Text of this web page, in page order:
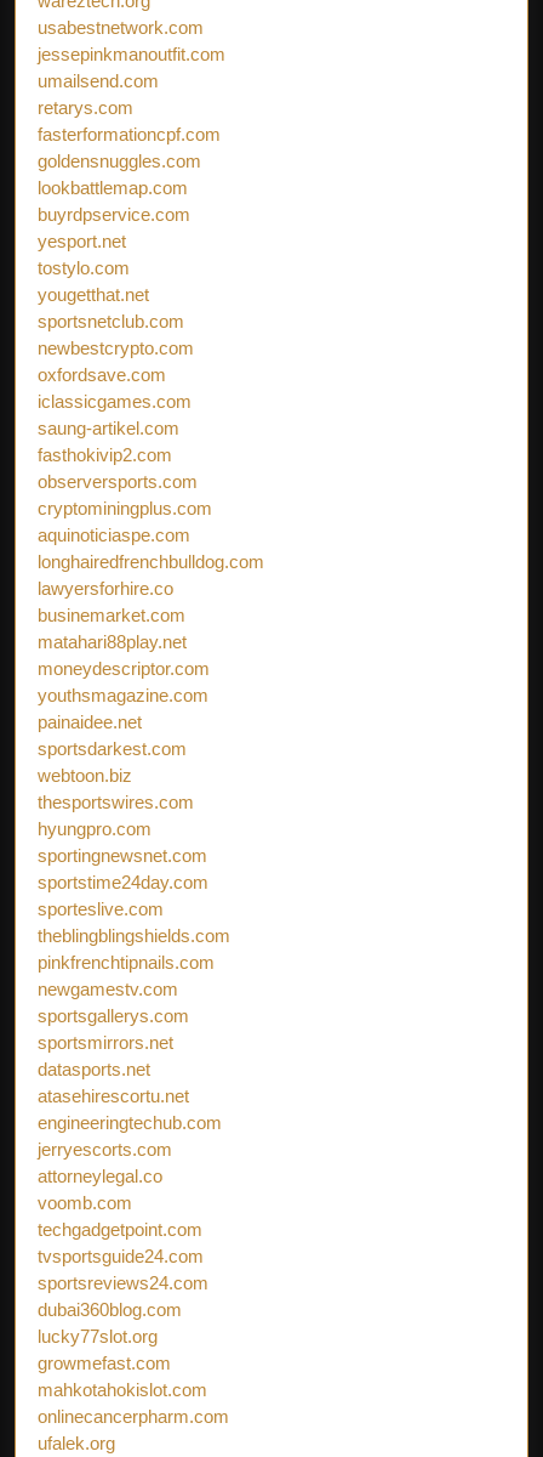
usabestnetwork.com
jessepinkmanoutfit.com
umailsend.com
retarys.com
fasterformationcpf.com
goldensnuggles.com
lookbattlemap.com
buyrdpservice.com
yesport.net
tostylo.com
yougetthat.net
sportsnetclub.com
newbestcrypto.com
oxfordsave.com
iclassicgames.com
saung-artikel.com
fasthokivip2.com
observersports.com
cryptominingplus.com
aquinoticiaspe.com
longhairedfrenchbulldog.com
lawyersforhire.co
businemarket.com
matahari88play.net
moneydescriptor.com
youthsmagazine.com
painaidee.net
sportsdarkest.com
webtoon.biz
thesportswires.com
hyungpro.com
sportingnewsnet.com
sportstime24day.com
sporteslive.com
theblingblingshields.com
pinkfrenchtipnails.com
newgamestv.com
sportsgallerys.com
sportsmirrors.net
datasports.net
atasehirescortu.net
engineeringtechub.com
jerryescorts.com
attorneylegal.co
voomb.com
techgadgetpoint.com
tvsportsguide24.com
sportsreviews24.com
dubai360blog.com
lucky77slot.org
growmefast.com
mahkotahokislot.com
onlinecancerpharm.com
ufalek.org